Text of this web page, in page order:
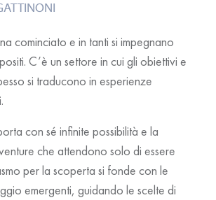
cominciato e in tanti si impegnano
C’è un settore in cui gli obiettivi e
si traducono in esperienze
con sé infinite possibilità e la
che attendono solo di essere
per la scoperta si fonde con le
emergenti, guidando le scelte di